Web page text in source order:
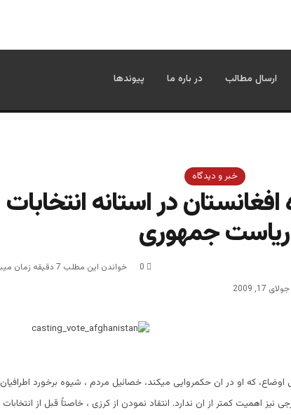
ارسال مطالب در باره ما پیوندها
خبر و دیدگاه
در استانه انتخابات
ریاست جمهوری
جولای 17, 2009
0 خواندن این مطلب 7 دقیقه زمان میبرد
که او در ان حکمروایی میکند، خصائیل مردم ، شیوه برخورد اطرافیان
نیز اهمیت کمتر از ان ندارد. انتقاد نمودن از کرزی ، خاصتاً قبل از انتخابات